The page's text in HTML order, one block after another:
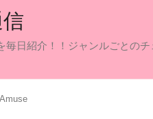
毎日紹介！！ジャンルごとの